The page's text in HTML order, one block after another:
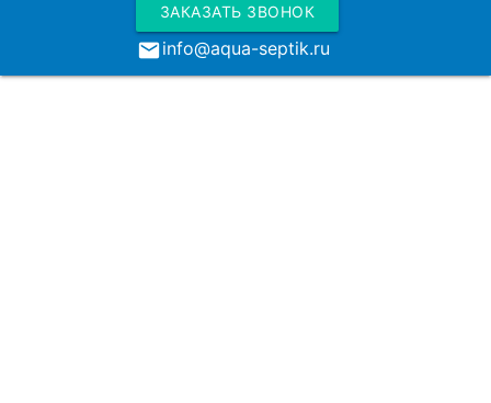
ЗАКАЗАТЬ ЗВОНОК
local_post_officeinfo@aqua-septik.ru